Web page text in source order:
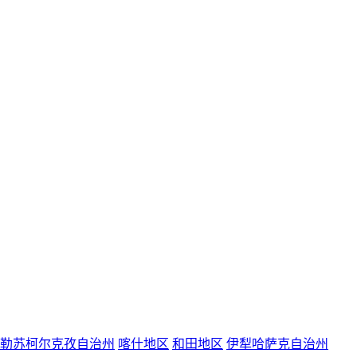
苏柯尔克孜自治州 喀什地区 和田地区 伊犁哈萨克自治州